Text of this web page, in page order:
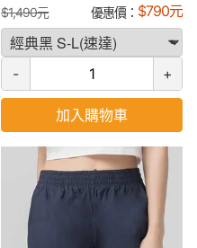
$1,490元 優惠價： $790元
- +
加入購物車